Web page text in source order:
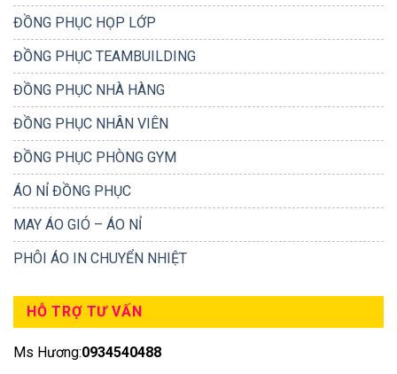
ĐỒNG PHỤC HỌP LỚP
ĐỒNG PHỤC TEAMBUILDING
ĐỒNG PHỤC NHÀ HÀNG
ĐỒNG PHỤC NHÂN VIÊN
ĐỒNG PHỤC PHÒNG GYM
ÁO NỈ ĐỒNG PHỤC
MAY ÁO GIÓ – ÁO NỈ
PHÔI ÁO IN CHUYỂN NHIỆT
HỖ TRỢ TƯ VẤN
Ms Hương:0934540488